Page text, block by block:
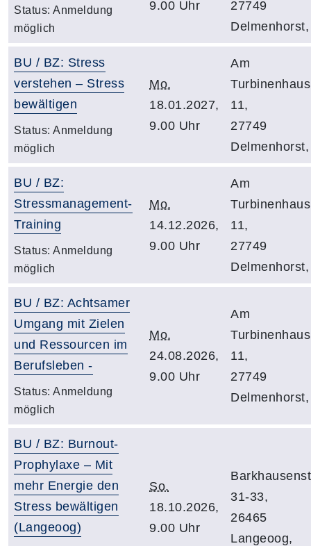
Status: Anmeldung
möglich
9.00 Uhr
27749
Delmenhorst,
BU / BZ: Stress
verstehen – Stress
bewältigen
Status: Anmeldung
möglich
Mo.
18.01.2027,
9.00 Uhr
Am
Turbinenhaus
11,
27749
Delmenhorst,
BU / BZ:
Stressmanagement-
Training
Status: Anmeldung
möglich
Mo.
14.12.2026,
9.00 Uhr
Am
Turbinenhaus
11,
27749
Delmenhorst,
BU / BZ: Achtsamer
Umgang mit Zielen
und Ressourcen im
Berufsleben -
Status: Anmeldung
möglich
Mo.
24.08.2026,
9.00 Uhr
Am
Turbinenhaus
11,
27749
Delmenhorst,
BU / BZ: Burnout-
Prophylaxe – Mit
mehr Energie den
Stress bewältigen
(Langeoog)
So.
18.10.2026,
9.00 Uhr
31-33,
26465
Langeoog,